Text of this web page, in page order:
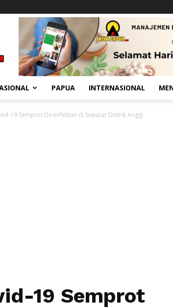
PAPUA INTERNASIONAL
19 Semprot Desinfektan di Seputar Distrik Anggi
19 Semprot